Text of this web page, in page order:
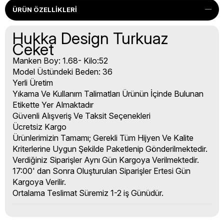
ÜRÜN ÖZELLIKLERI
Hukka Design Turkuaz
Ceket
Manken Boy: 1.68- Kilo:52
Model Üstündeki Beden: 36
Yerli Üretim
Yıkama Ve Kullanım Talimatları Ürünün İçinde Bulunan
Etikette Yer Almaktadır
Güvenli Alışveriş Ve Taksit Seçenekleri
Ücretsiz Kargo
Ürünlerimizin Tamamı; Gerekli Tüm Hijyen Ve Kalite
Kriterlerine Uygun Şekilde Paketlenip Gönderilmektedir.
Verdiğiniz Siparişler Aynı Gün Kargoya Verilmektedir.
17:00' dan Sonra Oluşturulan Siparişler Ertesi Gün
Kargoya Verilir.
Ortalama Teslimat Süremiz 1-2 iş Günüdür.